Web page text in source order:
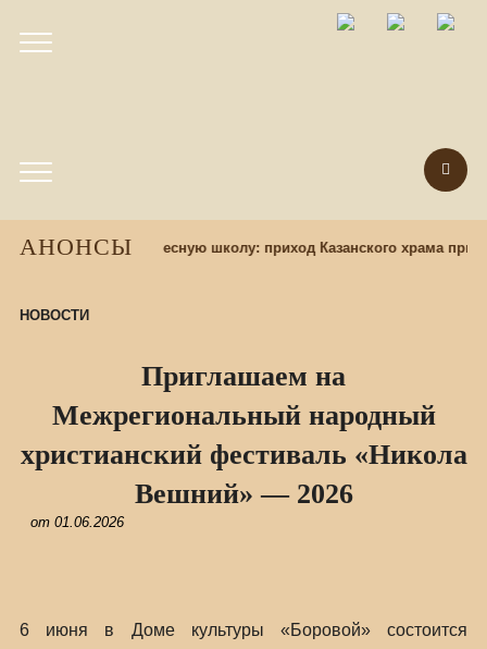
АНОНСЫ
учащихся в воскресную школу: приход Казанского храма
НОВОСТИ
Приглашаем на
Межрегиональный народный
христианский фестиваль «Никола
Вешний» — 2026
от 01.06.2026
6 июня в Доме культуры «Боровой» состоится